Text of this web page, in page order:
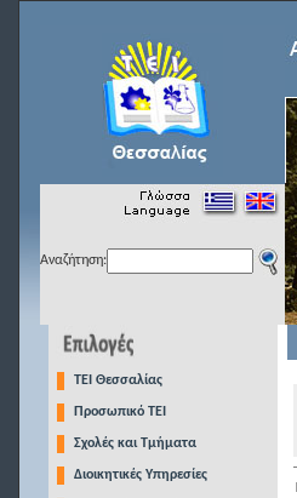
Αναζήτηση:
TEI Θεσσαλίας
Προσωπικό ΤΕΙ
Σχολές και Τμήματα
Διοικητικές Υπηρεσίες